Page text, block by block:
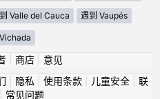
Valle del Cauca 遇到 Vaupés
| 商店| 意见
隐私 使用条款| 儿童安全| 联
常见问题